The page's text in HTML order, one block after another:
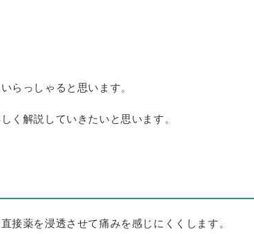
らっしゃると思います。
く解説していきたいと思います。
接薬を浸透させて痛みを感じにくくします。